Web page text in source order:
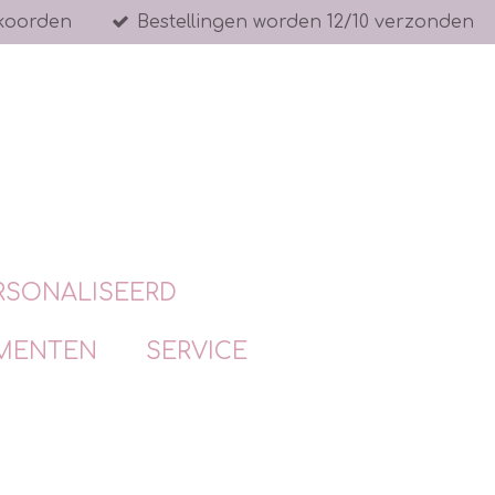
Bestellingen worden 12/10 verzonden
SERVICE